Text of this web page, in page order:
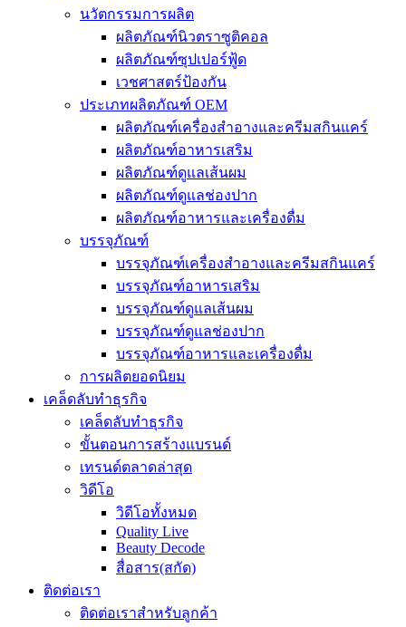
นวัตกรรมการผลิต
ผลิตภัณฑ์นิวตราซูติคอล
ผลิตภัณฑ์ซุปเปอร์ฟู้ด
เวชศาสตร์ป้องกัน
ประเภทผลิตภัณฑ์ OEM
ผลิตภัณฑ์เครื่องสำอางและครีมสกินแคร์
ผลิตภัณฑ์อาหารเสริม
ผลิตภัณฑ์ดูแลเส้นผม
ผลิตภัณฑ์ดูแลช่องปาก
ผลิตภัณฑ์อาหารและเครื่องดื่ม
บรรจุภัณฑ์
บรรจุภัณฑ์เครื่องสำอางและครีมสกินแคร์
บรรจุภัณฑ์อาหารเสริม
บรรจุภัณฑ์ดูแลเส้นผม
บรรจุภัณฑ์ดูแลช่องปาก
บรรจุภัณฑ์อาหารและเครื่องดื่ม
การผลิตยอดนิยม
เคล็ดลับทำธุรกิจ
เคล็ดลับทำธุรกิจ
ขั้นตอนการสร้างแบรนด์
เทรนด์ตลาดล่าสุด
วิดีโอ
วิดีโอทั้งหมด
Quality Live
Beauty Decode
สื่อสาร(สกัด)
ติดต่อเรา
ติดต่อเราสำหรับลูกค้า